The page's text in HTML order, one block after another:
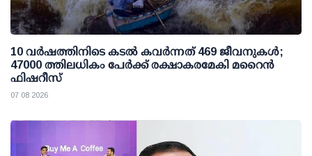
10 വര്‍ഷത്തിനിടെ കടല്‍ കവര്‍ന്നത് 469 ജീവനുകള്‍;
47000 ത്തിലധികം പേര്‍ക്ക് രക്ഷാകരമേകി മറൈന്‍
ഫിഷറീസ്
07 08 2026